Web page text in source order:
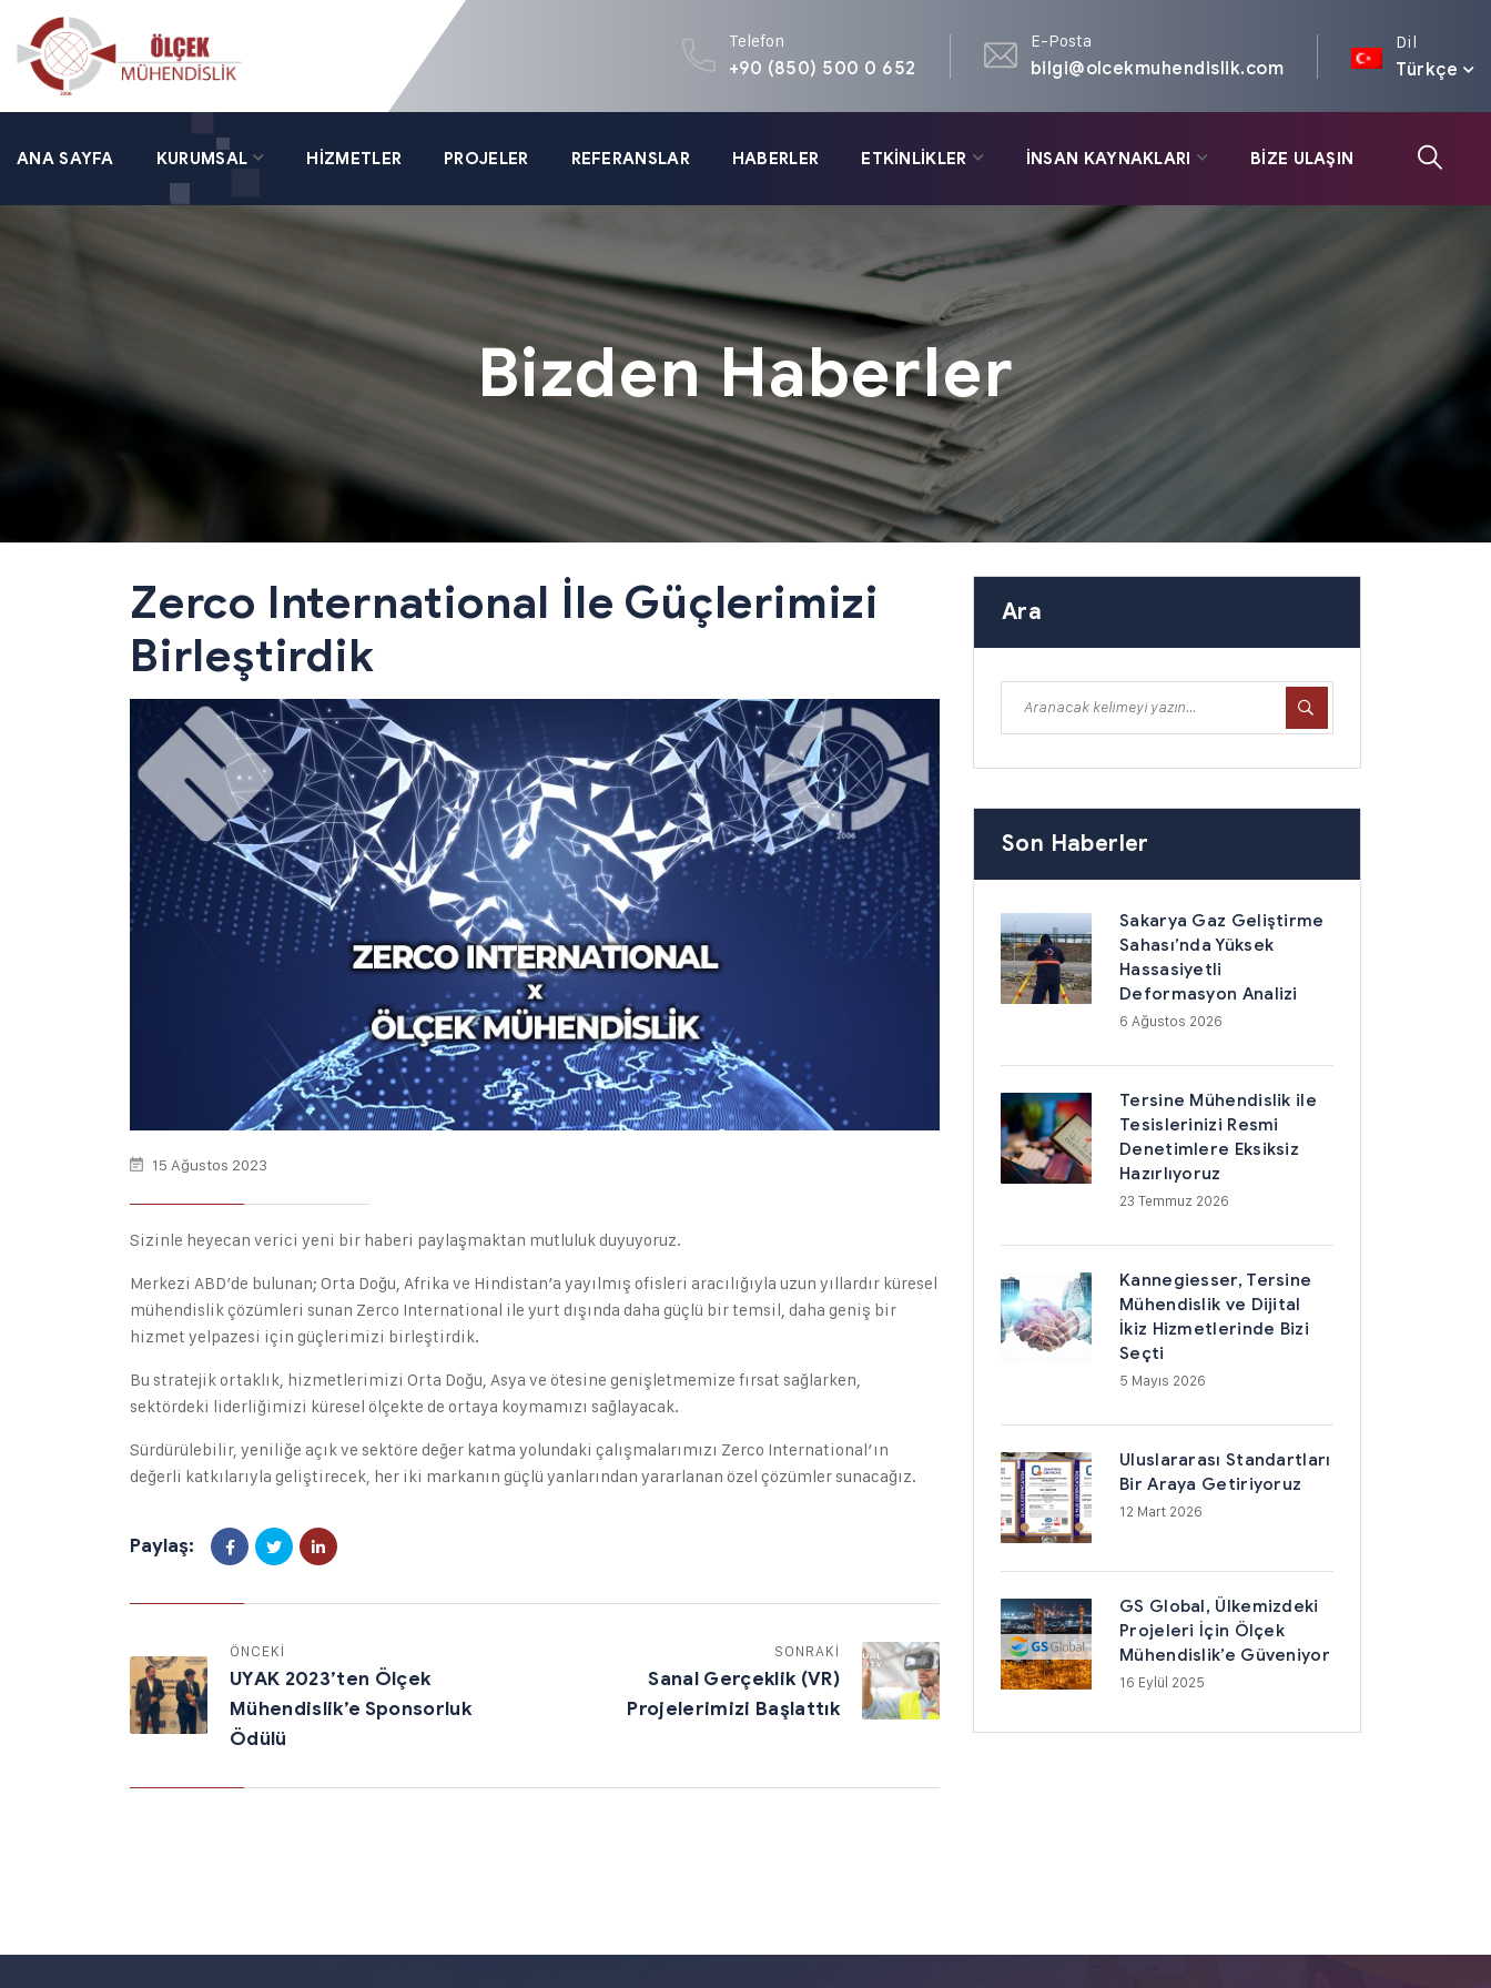
Telefon
+90 (850) 500 0 652
E-Posta
bilgi@olcekmuhendislik.com
Dil
Türkçe
ANA SAYFA KURUMSAL HİZMETLER PROJELER REFERANSLAR HABERLER ETKİNLİKLER İNSAN KAYNAKLARI BİZE ULAŞIN
Bizden Haberler
Zerco International İle Güçlerimizi
Birleştirdik
15 Ağustos 2023
Sizinle heyecan verici yeni bir haberi paylaşmaktan mutluluk duyuyoruz.
Merkezi ABD’de bulunan; Orta Doğu, Afrika ve Hindistan’a yayılmış ofisleri aracılığıyla uzun yıllardır küresel
mühendislik çözümleri sunan Zerco International ile yurt dışında daha güçlü bir temsil, daha geniş bir
hizmet yelpazesi için güçlerimizi birleştirdik.
Bu stratejik ortaklık, hizmetlerimizi Orta Doğu, Asya ve ötesine genişletmemize fırsat sağlarken,
sektördeki liderliğimizi küresel ölçekte de ortaya koymamızı sağlayacak.
Sürdürülebilir, yeniliğe açık ve sektöre değer katma yolundaki çalışmalarımızı Zerco International’ın
değerli katkılarıyla geliştirecek, her iki markanın güçlü yanlarından yararlanan özel çözümler sunacağız.
Paylaş:
ÖNCEKİ
UYAK 2023’ten Ölçek
Mühendislik’e Sponsorluk
Ödülü
SONRAKİ
Sanal Gerçeklik (VR)
Projelerimizi Başlattık
Ara
Son Haberler
Sakarya Gaz Geliştirme
Sahası’nda Yüksek
Hassasiyetli
Deformasyon Analizi
6 Ağustos 2026
Tersine Mühendislik ile
Tesislerinizi Resmi
Denetimlere Eksiksiz
Hazırlıyoruz
23 Temmuz 2026
Kannegiesser, Tersine
Mühendislik ve Dijital
İkiz Hizmetlerinde Bizi
Seçti
5 Mayıs 2026
Uluslararası Standartları
Bir Araya Getiriyoruz
12 Mart 2026
GS Global, Ülkemizdeki
Projeleri İçin Ölçek
Mühendislik’e Güveniyor
16 Eylül 2025